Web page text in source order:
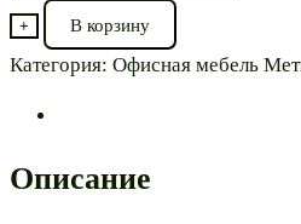
товара
Пенал
для
39″
модульная
+ В корзину
Категория: Офисная мебель
Описание